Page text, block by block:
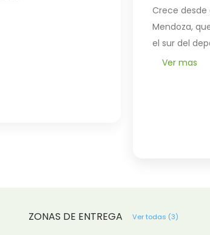
Crece desde
Mendoza,
el sur del
vivienda.
realizan
encuentro
Ver mas
ZONAS DE ENTREGA Ver todas (3)